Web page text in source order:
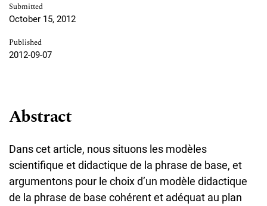
Submitted
October 15, 2012
Published
2012-09-07
Abstract
Dans cet article, nous situons les modèles
scientifique et didactique de la phrase de base, et
argumentons pour le choix d’un modèle didactique
de la phrase de base cohérent et adéquat au plan